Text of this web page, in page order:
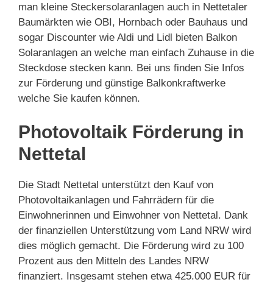
man kleine Steckersolaranlagen auch in Nettetaler
Baumärkten wie OBI, Hornbach oder Bauhaus und
sogar Discounter wie Aldi und Lidl bieten Balkon
Solaranlagen an welche man einfach Zuhause in die
Steckdose stecken kann. Bei uns finden Sie Infos
zur Förderung und günstige Balkonkraftwerke
welche Sie kaufen können.
Photovoltaik Förderung in
Nettetal
Die Stadt Nettetal unterstützt den Kauf von
Photovoltaikanlagen und Fahrrädern für die
Einwohnerinnen und Einwohner von Nettetal. Dank
der finanziellen Unterstützung vom Land NRW wird
dies möglich gemacht. Die Förderung wird zu 100
Prozent aus den Mitteln des Landes NRW
finanziert. Insgesamt stehen etwa 425.000 EUR für